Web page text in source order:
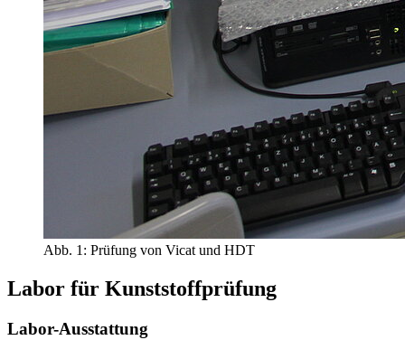
Abb. 1: Prüfung von Vicat und HDT
Labor für Kunststoffprüfung
Labor-Ausstattung